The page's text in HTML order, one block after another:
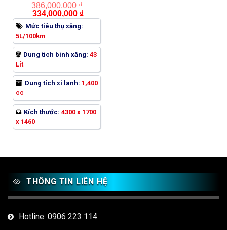
386,000,000₫
Giá
gốc
là:
386,000,000 ₫.
334,000,000 ₫Giá
hiện
Mức tiêu thụ xăng:
5L/100km
Dung tích bình xăng: 43
Lít
Dung tích xi lanh: 1,400
cc
Kích thước: 4300 x 1700
x 1460
THÔNG TIN LIÊN HỆ
Hotline: 0906 223 114